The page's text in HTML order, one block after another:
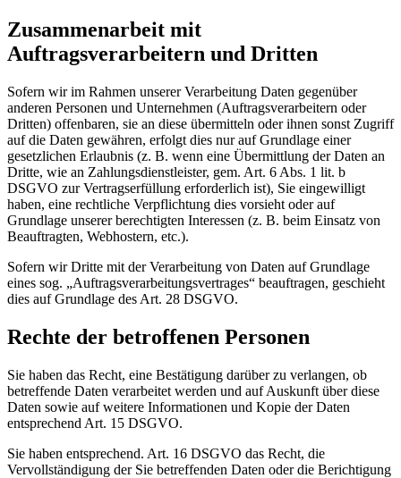
Zusammenarbeit mit
Auftragsverarbeitern und Dritten
Sofern wir im Rahmen unserer Verarbeitung Daten gegenüber
anderen Personen und Unternehmen (Auftragsverarbeitern oder
Dritten) offenbaren, sie an diese übermitteln oder ihnen sonst Zugriff
auf die Daten gewähren, erfolgt dies nur auf Grundlage einer
gesetzlichen Erlaubnis (z. B. wenn eine Übermittlung der Daten an
Dritte, wie an Zahlungsdienstleister, gem. Art. 6 Abs. 1 lit. b
DSGVO zur Vertragserfüllung erforderlich ist), Sie eingewilligt
haben, eine rechtliche Verpflichtung dies vorsieht oder auf
Grundlage unserer berechtigten Interessen (z. B. beim Einsatz von
Beauftragten, Webhostern, etc.).
Sofern wir Dritte mit der Verarbeitung von Daten auf Grundlage
eines sog. „Auftragsverarbeitungsvertrages“ beauftragen, geschieht
dies auf Grundlage des Art. 28 DSGVO.
Rechte der betroffenen Personen
Sie haben das Recht, eine Bestätigung darüber zu verlangen, ob
betreffende Daten verarbeitet werden und auf Auskunft über diese
Daten sowie auf weitere Informationen und Kopie der Daten
entsprechend Art. 15 DSGVO.
Sie haben entsprechend. Art. 16 DSGVO das Recht, die
Vervollständigung der Sie betreffenden Daten oder die Berichtigung